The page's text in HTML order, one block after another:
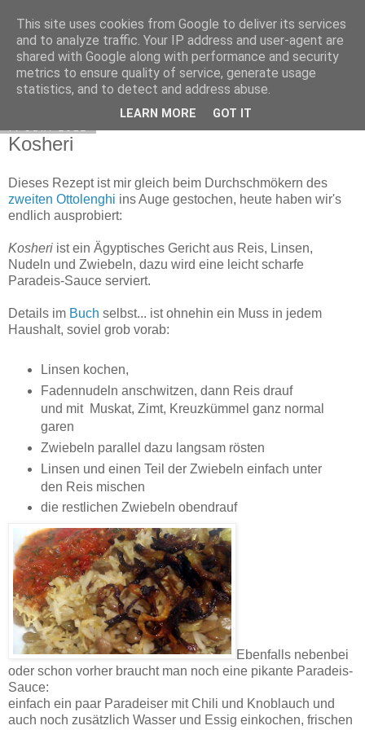
Exec Mampf
Kosheri
Dieses Rezept ist mir gleich beim Durchschmökern des
zweiten Ottolenghi ins Auge gestochen, heute haben wir's
endlich ausprobiert:
Kosheri ist ein Ägyptisches Gericht aus Reis, Linsen,
Nudeln und Zwiebeln, dazu wird eine leicht scharfe
Paradeis-Sauce serviert.
Details im Buch selbst... ist ohnehin ein Muss in jedem
Haushalt, soviel grob vorab:
Linsen kochen,
Fadennudeln anschwitzen, dann Reis drauf
und mit Muskat, Zimt, Kreuzkümmel ganz normal
garen
Zwiebeln parallel dazu langsam rösten
Linsen und einen Teil der Zwiebeln einfach unter
den Reis mischen
die restlichen Zwiebeln obendrauf
Ebenfalls nebenbei
oder schon vorher braucht man noch eine pikante Paradeis-
Sauce:
einfach ein paar Paradeiser mit Chili und Knoblauch und
auch noch zusätzlich Wasser und Essig einkochen, frischen
This site uses cookies from Google to deliver its services
and to analyze traffic. Your IP address and user-agent are
shared with Google along with performance and security
metrics to ensure quality of service, generate usage
statistics, and to detect and address abuse.
LEARN MORE GOT IT